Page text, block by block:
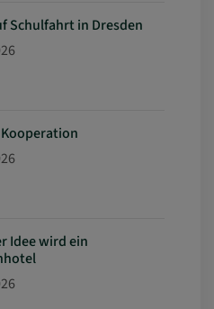
Schulfahrt in Dresden
Idee wird ein